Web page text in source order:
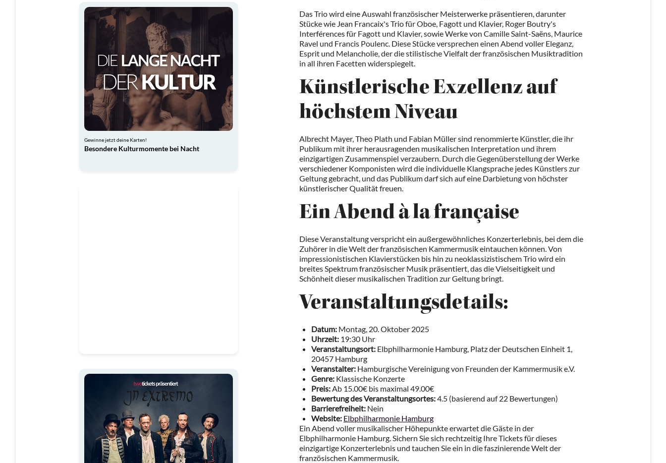
Gewinne jetzt deine Karten!
Besondere Kulturmomente bei Nacht
Das Trio wird eine Auswahl französischer Meisterwerke präsentieren, darunter
Stücke wie Jean Francaix's Trio für Oboe, Fagott und Klavier, Roger Boutry's
Interférences für Fagott und Klavier, sowie Werke von Camille Saint-Saëns, Maurice
Ravel und Francis Poulenc. Diese Stücke versprechen einen Abend voller Eleganz,
Esprit und Melancholie, der die stilistische Vielfalt der französischen Musiktradition
in all ihren Facetten widerspiegelt.
Künstlerische Exzellenz auf
höchstem Niveau
Albrecht Mayer, Theo Plath und Fabian Müller sind renommierte Künstler, die ihr
Publikum mit ihrer herausragenden musikalischen Interpretation und ihrem
einzigartigen Zusammenspiel verzaubern. Durch die Gegenüberstellung der Werke
verschiedener Komponisten wird die individuelle Klangsprache jedes Künstlers zur
Geltung gebracht, und das Publikum darf sich auf eine Darbietung von höchster
künstlerischer Qualität freuen.
Ein Abend à la française
Diese Veranstaltung verspricht ein außergewöhnliches Konzerterlebnis, bei dem die
Zuhörer in die Welt der französischen Kammermusik eintauchen können. Von
impressionistischen Klavierstücken bis hin zu neoklassizistischem Trio wird ein
breites Spektrum französischer Musik präsentiert, das die Vielseitigkeit und
Schönheit dieser musikalischen Tradition zur Geltung bringt.
Veranstaltungsdetails:
Datum: Montag, 20. Oktober 2025
Uhrzeit: 19:30 Uhr
Veranstaltungsort: Elbphilharmonie Hamburg, Platz der Deutschen Einheit 1,
20457 Hamburg
Veranstalter: Hamburgische Vereinigung von Freunden der Kammermusik e.V.
Genre: Klassische Konzerte
Preis:Ab 15.00€ bis maximal 49.00€
Bewertung des Veranstaltungsortes:4.5 (basierend auf 22 Bewertungen)
Barrierefreiheit: Nein
Website: Elbphilharmonie Hamburg
Ein Abend voller musikalischer Höhepunkte erwartet die Gäste in der
Elbphilharmonie Hamburg. Sichern Sie sich rechtzeitig Ihre Tickets für dieses
einzigartige Konzerterlebnis und tauchen Sie ein in die faszinierende Welt der
französischen Kammermusik.